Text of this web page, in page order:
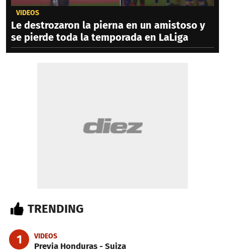
VIDEOS
Le destrozaron la pierna en un amistoso y
se pierde toda la temporada en LaLiga
TRENDING
1 VIDEOS
Previa Honduras - Suiza